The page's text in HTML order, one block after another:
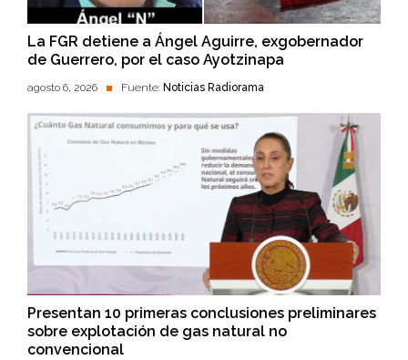
La FGR detiene a Ángel Aguirre, exgobernador
de Guerrero, por el caso Ayotzinapa
agosto 6, 2026 Fuente: Noticias Radiorama
Presentan 10 primeras conclusiones preliminares
sobre explotación de gas natural no
convencional